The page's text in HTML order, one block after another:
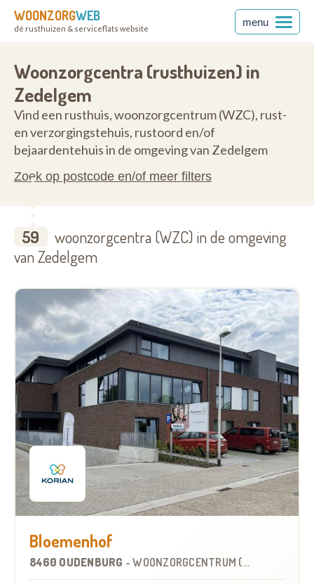
WOONZORGWEB
dé rusthuizen & serviceflats website
menu
Woonzorgcentra (rusthuizen) in
Zedelgem
Vind een rusthuis, woonzorgcentrum (WZC), rust-
en verzorgingstehuis, rustoord en/of
bejaardentehuis in de omgeving van Zedelgem
Zoek op postcode en/of meer filters
59
woonzorgcentra (WZC) in de omgeving
van Zedelgem
Bloemenhof
8460 OUDENBURG -WOONZORGCENTRUM (WZC)